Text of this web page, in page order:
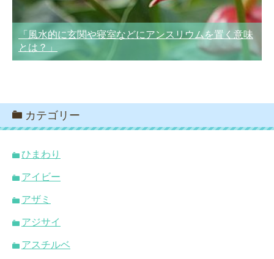
「風水的に玄関や寝室などにアンスリウムを置く意味
とは？」
カテゴリー
ひまわり
アイビー
アザミ
アジサイ
アスチルベ